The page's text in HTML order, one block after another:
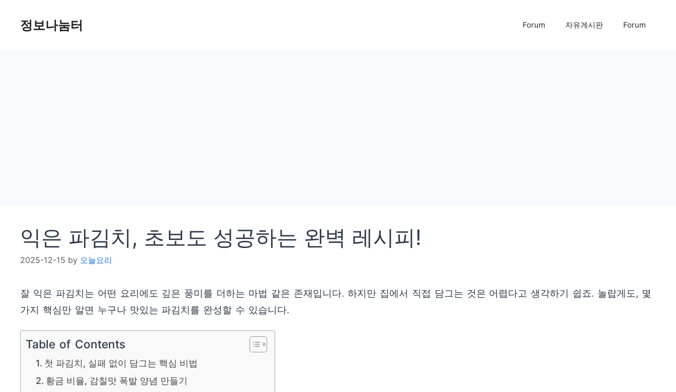
정보나눔터 Forum 자유게시판 Forum
익은 파김치, 초보도 성공하는 완벽 레시피!
2025-12-15 by 오늘요리
잘 익은 파김치는 어떤 요리에도 깊은 풍미를 더하는 마법 같은 존재입니다. 하지만 집에서 직접 담그는 것은 어렵다고 생각하기 쉽죠. 놀랍게도, 몇
가지 핵심만 알면 누구나 맛있는 파김치를 완성할 수 있습니다.
Table of Contents
첫 파김치, 실패 없이 담그는 핵심 비법
황금 비율, 감칠맛 폭발 양념 만들기